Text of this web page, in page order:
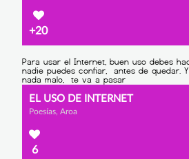
+20
EL USO DE INTERNET
Poesías, Aroa
6